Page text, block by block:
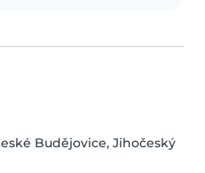
Budějovice, Jihočeský